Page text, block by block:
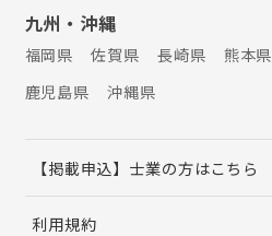
九州・沖縄
福岡県 佐賀県 長崎県 熊本県
鹿児島県
沖縄県
【掲載申込】士業の方はこちら
利用規約